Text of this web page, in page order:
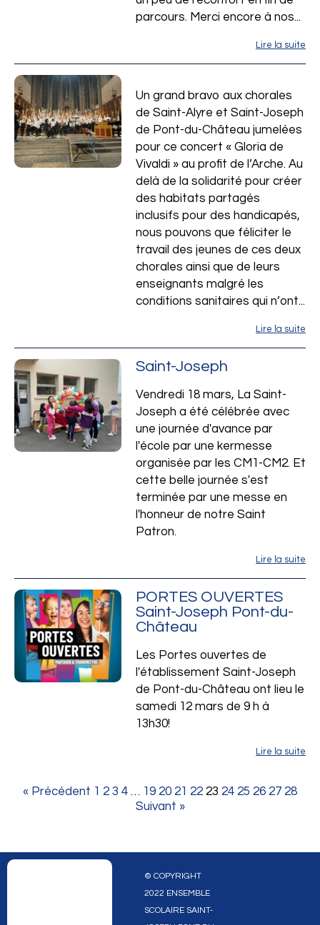
du Chateau -
parcours. Merci encore à nos...
Lire la suite
Un grand bravo aux chorales
de Saint-Alyre et Saint-Joseph
de Pont-du-Château jumelées
pour ce concert « Gloria de
Vivaldi » au profit de l’Arche. Au
delà de la solidarité pour créer
des habitats partagés
inclusifs pour des handicapés,
nous pouvons que féliciter le
travail des jeunes de ces deux
chorales ainsi que de leurs
enseignants malgré les
conditions sanitaires qui n’ont...
Lire la suite
Saint-Joseph
Vendredi 18 mars, La Saint-
Joseph a été célébrée avec
une journée d'avance par
l'école par une kermesse
organisée par les CM1-CM2. Et
cette belle journée s'est
terminée par une messe en
l'honneur de notre Saint
Patron.
Lire la suite
PORTES OUVERTES
Saint-Joseph Pont-du-
Château
Les Portes ouvertes de
l'établissement Saint-Joseph
de Pont-du-Château ont lieu le
samedi 12 mars de 9 h à
13h30!
Lire la suite
« Précédent 1 2 3 4 … 19 20 21 22 23 24 25 26 27 28
Suivant »
© COPYRIGHT
2022 ENSEMBLE
SCOLAIRE SAINT-